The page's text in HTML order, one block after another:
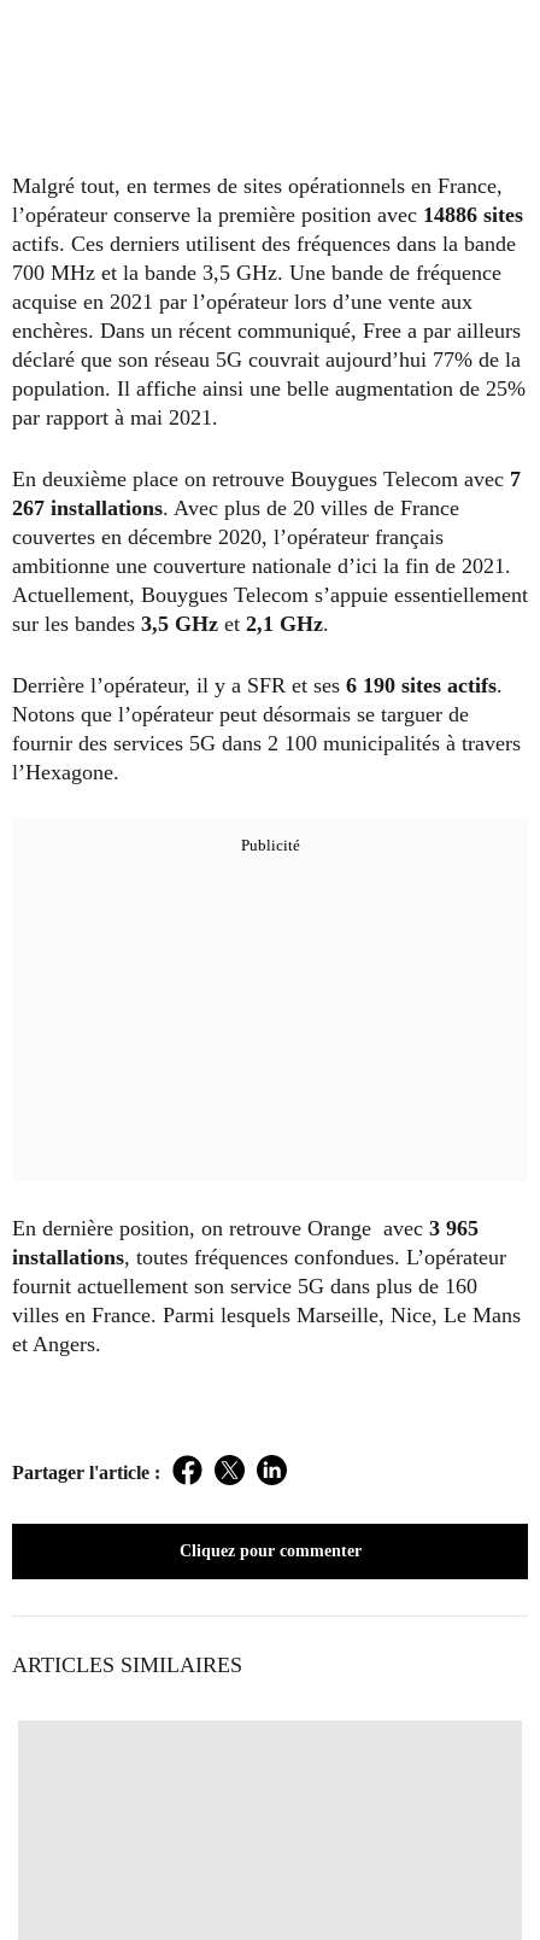
Malgré tout, en termes de sites opérationnels en France,
l’opérateur conserve la première position avec 14886 sites
actifs. Ces derniers utilisent des fréquences dans la bande
700 MHz et la bande 3,5 GHz. Une bande de fréquence
acquise en 2021 par l’opérateur lors d’une vente aux
enchères. Dans un récent communiqué, Free a par ailleurs
déclaré que son réseau 5G couvrait aujourd’hui 77% de la
population. Il affiche ainsi une belle augmentation de 25%
par rapport à mai 2021.
En deuxième place on retrouve Bouygues Telecom avec 7
267 installations. Avec plus de 20 villes de France
couvertes en décembre 2020, l’opérateur français
ambitionne une couverture nationale d’ici la fin de 2021.
Actuellement, Bouygues Telecom s’appuie essentiellement
sur les bandes 3,5 GHz et 2,1 GHz.
Derrière l’opérateur, il y a SFR et ses 6 190 sites actifs.
Notons que l’opérateur peut désormais se targuer de
fournir des services 5G dans 2 100 municipalités à travers
l’Hexagone.
En dernière position, on retrouve Orange avec 3 965
installations, toutes fréquences confondues. L’opérateur
fournit actuellement son service 5G dans plus de 160
villes en France. Parmi lesquels Marseille, Nice, Le Mans
et Angers.
Partager l'article : Facebook
TwitterLinkedIn
Cliquez pour commenter
ARTICLES SIMILAIRES